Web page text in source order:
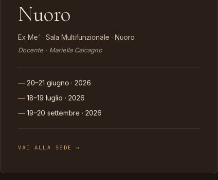
Nuoro
Ex Me' · Sala Multifunzionale · Nuoro
Docente · Mariella Calcagno
20–21 giugno · 2026
18–19 luglio · 2026
19–20 settembre · 2026
VAI ALLA SEDE →